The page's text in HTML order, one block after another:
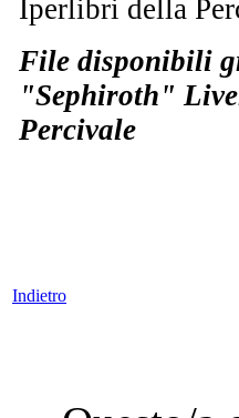
Iperlibri della
File disponibili
"Sephiroth"
Percivale
Indietro